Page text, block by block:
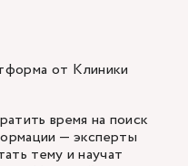
от Клиники
время на поиск
— эксперты
тему и научат